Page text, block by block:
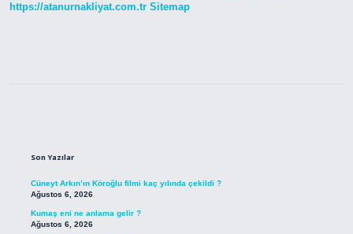
https://atanurnakliyat.com.tr Sitemap
Son Yazılar
Cüneyt Arkın’ın Köroğlu filmi kaç yılında çekildi ?
Ağustos 6, 2026
Kumaş eni ne anlama gelir ?
Ağustos 6, 2026